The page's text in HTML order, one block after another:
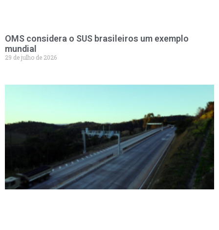
OMS considera o SUS brasileiros um exemplo
mundial
29 de julho de 2026